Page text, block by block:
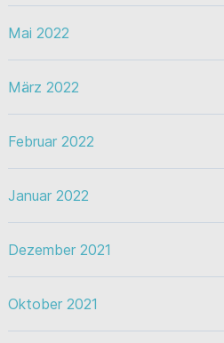
Mai 2022
März 2022
Februar 2022
Januar 2022
Dezember 2021
Oktober 2021